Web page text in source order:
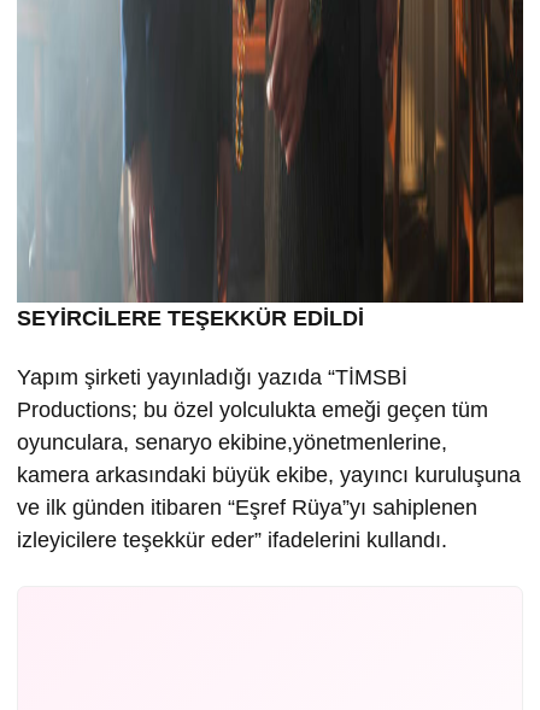
SEYİRCİLERE TEŞEKKÜR EDİLDİ
Yapım şirketi yayınladığı yazıda “TİMSBİ
Productions; bu özel yolculukta emeği geçen tüm
oyunculara, senaryo ekibine,yönetmenlerine,
kamera arkasındaki büyük ekibe, yayıncı kuruluşuna
ve ilk günden itibaren “Eşref Rüya”yı sahiplenen
izleyicilere teşekkür eder” ifadelerini kullandı.